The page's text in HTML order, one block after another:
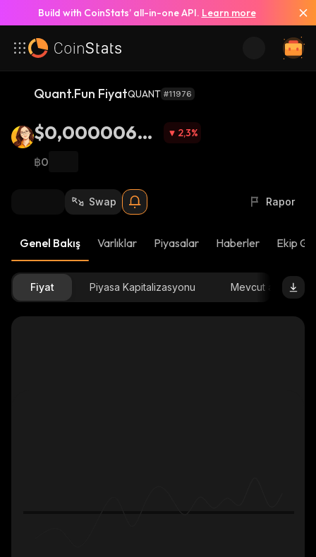
Build with CoinStats’ all-in-one API. Learn more
Quant.Fun FiyatQUANT #11976
$0,00000659
8
2,3%
฿0
Swap Rapor
Genel Bakış Varlıklar Piyasalar Haberler Ekip
Fiyat Piyasa Kapitalizasyonu Mevcut arz